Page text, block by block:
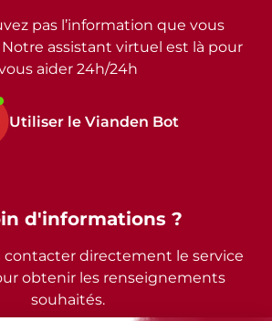
pas l’information que vous
Notre assistant virtuel est là pour
aider 24h/24h
Utiliser le Vianden Bot
d'informations ?
contacter directement le service
obtenir les renseignements
souhaités.